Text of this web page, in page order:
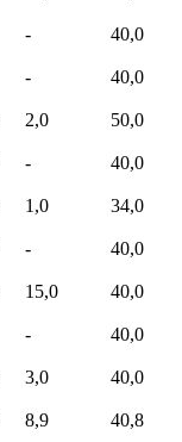
- 40,0
- 40,0
2,0 50,0
- 40,0
1,0 34,0
- 40,0
15,0 40,0
- 40,0
3,0 40,0
8,9 40,8